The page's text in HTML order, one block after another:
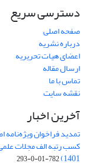
دسترسی سریع
صفحه اصلی
درباره نشریه
اعضای هیات تحریریه
ارسال مقاله
تماس با ما
نقشه سایت
آخرین اخبار
تمدید فراخوان
1401)
782-01-0-293